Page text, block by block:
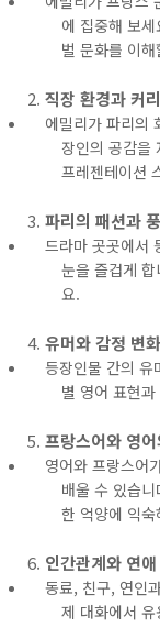
에 집중해 보
벌 문화를 이
직장 환경과 커
에밀리가 파리의
장인의 공감을
프레젠테이션
파리의 패션과
드라마 곳곳에서
눈을 즐겁게
요.
유머와 감정 변화
등장인물 간의 유
별 영어 표현
프랑스어와 영
영어와 프랑스어
배울 수 있습
한 억양에 익
인간관계와 연
동료, 친구, 연인
제 대화에서